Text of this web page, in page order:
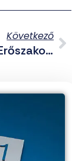
Következő
Ki Hitte Volna? Putris Cigányok Erőszakolták Meg Monoron A 21 Éves Lányt (videóval)